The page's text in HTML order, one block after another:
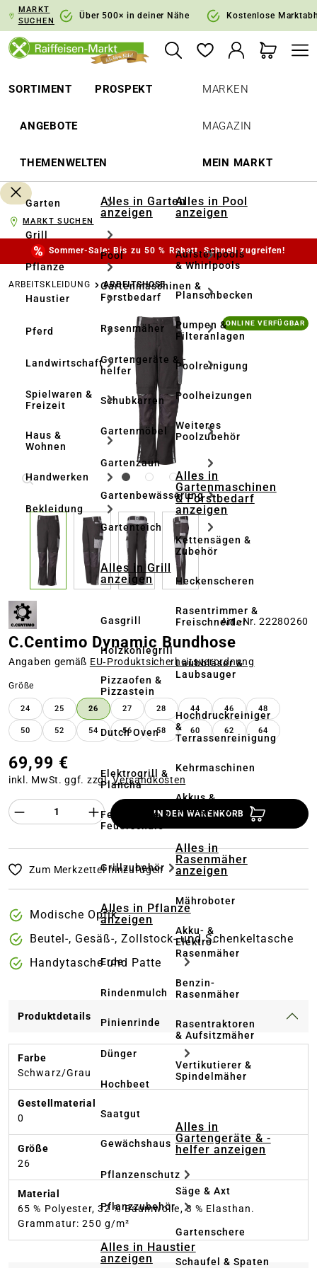
Zur Hauptnavigation springen
MARKT
SUCHEN
Über 500× in deiner Nähe Kostenlose
SORTIMENT PROSPEKT
ANGEBOTE
THEMENWELTEN
MARKEN
MAGAZIN
MEIN MARKT
Garten
Grill
Pflanze
Haustier
Pferd
Landwirtschaft
Spielwaren &
Freizeit
Haus &
Wohnen
Handwerken
Bekleidung
Alles in Garten
anzeigen
Pool
Gartenmaschinen &
Forstbedarf
Rasenmäher
Gartengeräte & -
helfer
Schubkarren
Gartenmöbel
Gartenzaun
Gartenbewässerung
Gartenteich
Alles in Grill
anzeigen
Gasgrill
Holzkohlegrill
Pizzaofen &
Pizzastein
Dutch Oven
Elektrogrill &
Plancha
Feuerstelle &
Feuerschale
Grillzubehör
Alles in Pflanze
anzeigen
Erde
Rindenmulch
Pinienrinde
Dünger
Hochbeet
Saatgut
Gewächshaus
Pflanzenschutz
Pflanzzubehör
Alles in Haustier
anzeigen
Alles in Pool
anzeigen
Aufstellpools
& Whirlpools
Planschbecken
Pumpen &
Filteranlagen
Poolreinigung
Poolheizungen
Weiteres
Poolzubehör
Alles in
Gartenmaschinen
& Forstbedarf
anzeigen
Kettensägen &
Zubehör
Heckenscheren
Rasentrimmer &
Freischneider
Laubbläser &
Laubsauger
Hochdruckreiniger
&
Terrassenreinigung
Kehrmaschinen
Akkus &
Ladegeräte
Alles in
Rasenmäher
anzeigen
Mähroboter
Akku- &
Elektro-
Rasenmäher
Benzin-
Rasenmäher
Rasentraktoren
& Aufsitzmäher
Vertikutierer &
Spindelmäher
Alles in
Gartengeräte & -
helfer anzeigen
Säge & Axt
Gartenschere
Schaufel & Spaten
MARKT SUCHEN
Sommer-Sale: Bis zu 50 % Rabatt. Schnell zugreifen!
ARBEITSKLEIDUNG ARBEITSHOSE
Bildergalerie überspringen ONLINE VERFÜGBAR
Art.-Nr. 22280260
C.Centimo Dynamic Bundhose
Angaben gemäß EU‑Produktsicherheitsverordnung
Größe
24 25 26 27 28 44 46 48
50 52 54 56 58 60 62 64
69,99 €
inkl. MwSt. ggf. zzgl.Versandkosten
Produkt Anzahl des Produktes
IN DEN WARENKORB
Zum Merkzettel hinzufügen
Modische Optik
Beutel-, Gesäß-, Zollstock- und Schenkeltasche
Handytasche und Patte
Produktdetails
Farbe
Schwarz/Grau
Gestellmaterial
0
Größe
26
Material
65 % Polyester, 32 % Baumwolle, 3 % Elasthan.
Grammatur: 250 g/m²